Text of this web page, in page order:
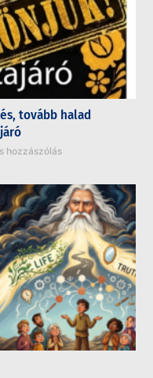
tovább halad
hozzászólás